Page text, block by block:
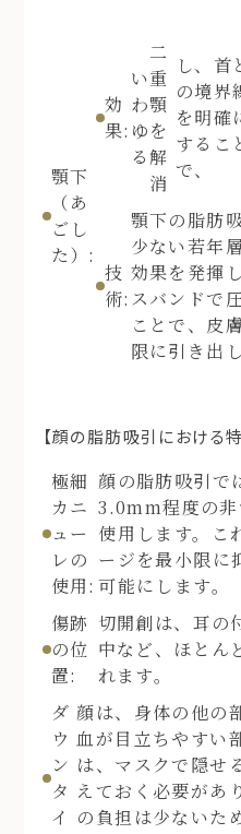
顎下
（あ
ごし
た）:
効
果:
い
わ
ゆ
る
二
重
顎
を
解
消
し、首
の境界
を明確
するこ
で、
技
術:
顎下の脂肪
少ない若年
効果を発揮
スバンドで
ことで、皮
限に引き出し
【顔の脂肪吸引における
極細
カニ
ュー
レの
使用:
顔の脂肪吸引で
3.0mm程度の非
使用します。こ
ージを最小限に
可能にします。
傷跡
の位
置:
切開創は、耳の
中など、ほとん
れます。
ダ
ウ
ン
タ
イ
顔は、身体の他の
血が目立ちやすい
は、マスクで隠せ
えておく必要があ
の負担は少ないた